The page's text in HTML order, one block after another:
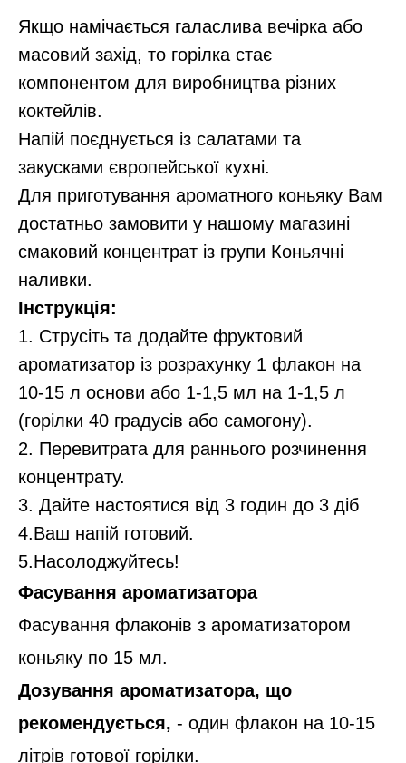
Якщо намічається галаслива вечірка або
масовий захід, то горілка стає
компонентом для виробництва різних
коктейлів.
Напій поєднується із салатами та
закусками європейської кухні.
Для приготування ароматного коньяку Вам
достатньо замовити у нашому магазині
смаковий концентрат із групи Коньячні
наливки.
Інструкція:
1. Струсіть та додайте фруктовий
ароматизатор із розрахунку 1 флакон на
10-15 л основи або 1-1,5 мл на 1-1,5 л
(горілки 40 градусів або самогону).
2. Перевитрата для раннього розчинення
концентрату.
3. Дайте настоятися від 3 годин до 3 діб
4.Ваш напій готовий.
5.Насолоджуйтесь!
Фасування ароматизатора
Фасування флаконів з ароматизатором
коньяку по 15 мл.
Дозування ароматизатора, що
рекомендується, - один флакон на 10-15
літрів готової горілки.